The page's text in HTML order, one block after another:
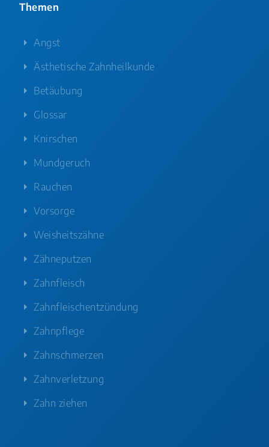
Themen
Angst
Ästhetische Zahnheilkunde
Betäubung
Glossar
Knirschen
Mundgeruch
Rauchen
Vorsorge
Weisheitszähne
Zähneputzen
Zahnfleisch
Zahnfleischentzündung
Zahnpflege
Zahnschmerzen
Zahnverletzung
Zahn ziehen